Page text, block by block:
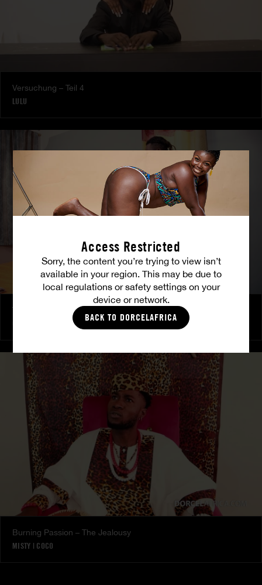
Access Restricted
Sorry, the content you’re trying to view isn’t
available in your region. This may be due to
local regulations or safety settings on your
device or network.
BACK TO DORCELAFRICA
Versuchung – Teil 4
LULU
The Freed Club – Power Games
Burning Passion – The Jealousy
MISTY | COCO